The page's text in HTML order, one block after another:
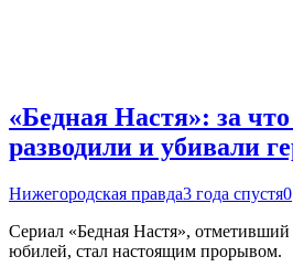
«Бедная Настя»: за
разводили и убивали
Нижегородская правда3 года спустя0
Сериал «Бедная Настя»,
юбилей, стал настоящим прорывом.